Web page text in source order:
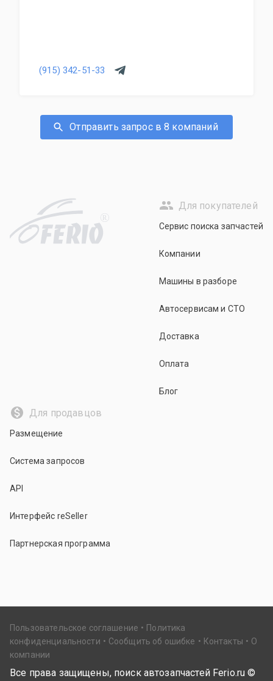
(915) 342-51-33
Отправить запрос в 8 компаний
R
Для покупателей
Сервис поиска запчастей
Компании
Машины в разборе
Автосервисам и СТО
Доставка
Оплата
Блог
Для продавцов
Размещение
Система запросов
API
Интерфейс reSeller
Партнерская программа
Пользовательское соглашение
Политика
конфиденциальности
Сообщить об ошибке Контакты
О
компании
Все права защищены, поиск автозапчастей Ferio.ru ©